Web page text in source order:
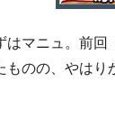
はマニュ。前
ものの、やはり